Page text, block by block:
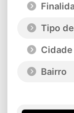
Tipo
Cidade
Bairro